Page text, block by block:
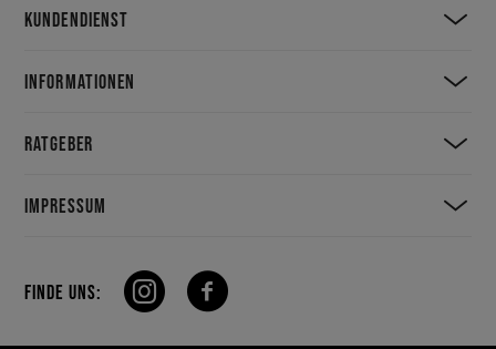
KUNDENDIENST
INFORMATIONEN
RATGEBER
IMPRESSUM
FINDE UNS: